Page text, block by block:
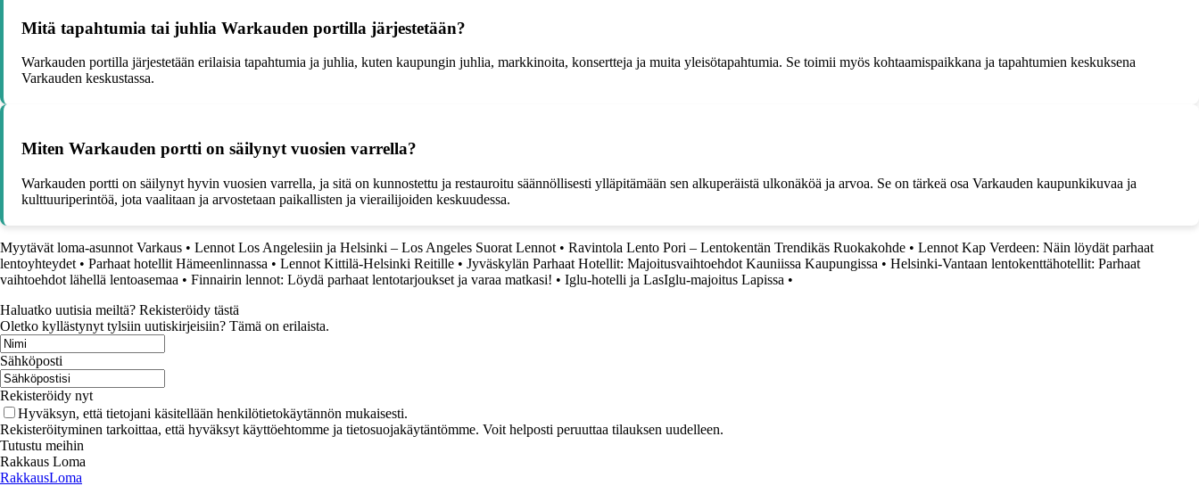
Mitä tapahtumia tai juhlia Warkauden portilla järjestetään?
Warkauden portilla järjestetään erilaisia tapahtumia ja juhlia, kuten kaupungin juhlia, markkinoita, konsertteja ja muita yleisötapahtumia. Se toimii myös kohtaamispaikkana ja tapahtumien keskuksena
Varkauden keskustassa.
Miten Warkauden portti on säilynyt vuosien varrella?
Warkauden portti on säilynyt hyvin vuosien varrella, ja sitä on kunnostettu ja restauroitu säännöllisesti ylläpitämään sen alkuperäistä ulkonäköä ja arvoa. Se on tärkeä osa Varkauden kaupunkikuvaa ja
kulttuuriperintöä, jota vaalitaan ja arvostetaan paikallisten ja vierailijoiden keskuudessa.
Myytävät loma-asunnot Varkaus • Lennot Los Angelesiin ja Helsinki – Los Angeles Suorat Lennot • Ravintola Lento Pori – Lentokentän Trendikäs Ruokakohde • Lennot Kap Verdeen: Näin löydät parhaat
lentoyhteydet • Parhaat hotellit Hämeenlinnassa • Lennot Kittilä-Helsinki Reitille • Jyväskylän Parhaat Hotellit: Majoitusvaihtoehdot Kauniissa Kaupungissa • Helsinki-Vantaan lentokenttähotellit: Parhaat
vaihtoehdot lähellä lentoasemaa • Finnairin lennot: Löydä parhaat lentotarjoukset ja varaa matkasi! • Iglu-hotelli ja LasIglu-majoitus Lapissa •
Haluatko uutisia meiltä? Rekisteröidy tästä
Oletko kyllästynyt tylsiin uutiskirjeisiin? Tämä on erilaista.
Sähköposti
Rekisteröidy nyt
Hyväksyn, että tietojani käsitellään henkilötietokäytännön mukaisesti.
Rekisteröityminen tarkoittaa, että hyväksyt käyttöehtomme ja tietosuojakäytäntömme. Voit helposti peruuttaa tilauksen uudelleen.
Tutustu meihin
Rakkaus Loma
RakkausLoma